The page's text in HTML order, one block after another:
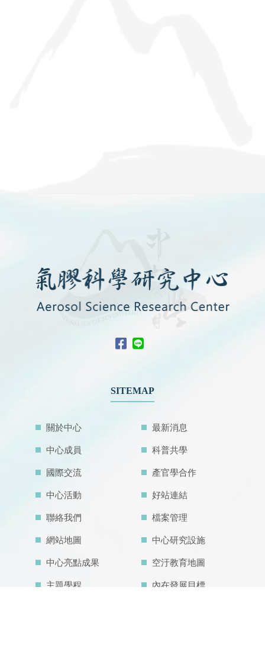
SITEMAP
關於中心 最新消息
中心成員 科普共學
國際交流 產官學合作
中心活動 好站連結
聯絡我們 檔案管理
網站地圖 中心研究設施
中心亮點成果 空汙教育地圖
主題學程
內在發展目標